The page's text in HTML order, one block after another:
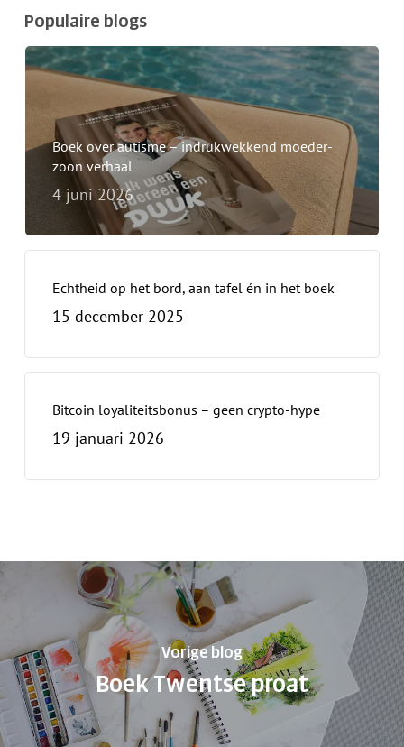
Populaire blogs
Boek over autisme – indrukwekkend moeder-
zoon verhaal
4 juni 2026
Echtheid op het bord, aan tafel én in het boek
15 december 2025
Bitcoin loyaliteitsbonus – geen crypto-hype
19 januari 2026
Vorige blog
Boek Twentse proat